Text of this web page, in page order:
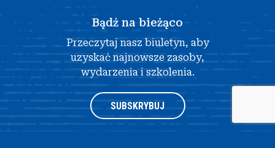
Bądź na bieżąco
Przeczytaj nasz biuletyn, aby
uzyskać najnowsze zasoby,
wydarzenia i szkolenia.
SUBSKRYBUJ